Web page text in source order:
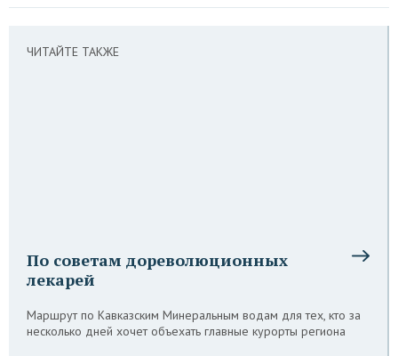
ЧИТАЙТЕ ТАКЖЕ
По советам дореволюционных
лекарей
Маршрут по Кавказским Минеральным водам для тех, кто за
несколько дней хочет объехать главные курорты региона